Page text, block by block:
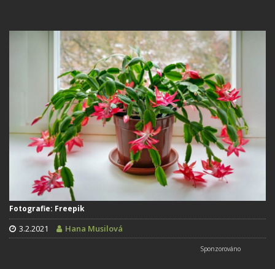
Fotografie: Freepik
3.2.2021 Hana Musilová